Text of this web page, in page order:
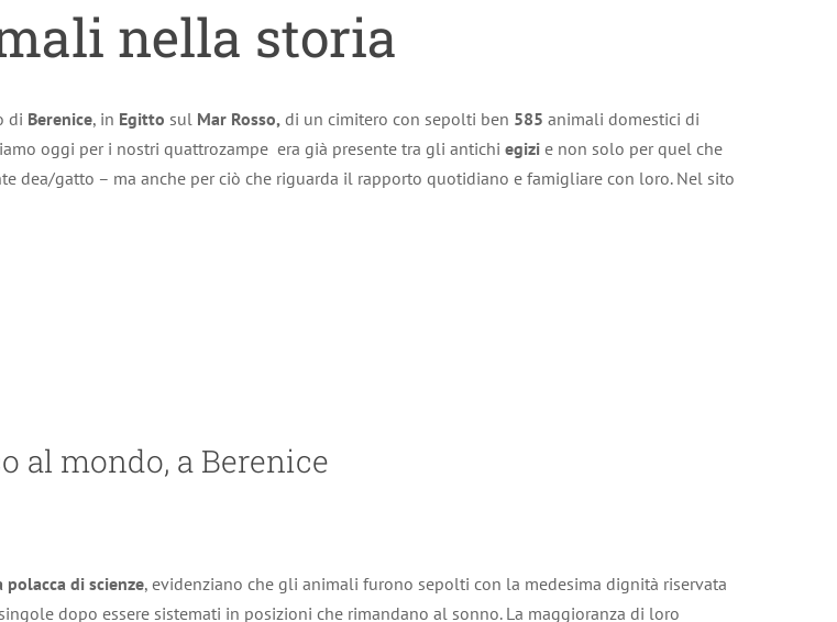
nella storia
di Berenice, in Egitto sul Mar Rosso, di un cimitero con sepolti ben 585 animali domestici di
oggi per i nostri quattrozampe era già presente tra gli antichi egizi e non solo per quel che
dea/gatto – ma anche per ciò che riguarda il rapporto quotidiano e famigliare con loro. Nel sito
al mondo, a Berenice
polacca di scienze, evidenziano che gli animali furono sepolti con la medesima dignità riservata
dopo essere sistemati in posizioni che rimandano al sonno. La maggioranza di loro